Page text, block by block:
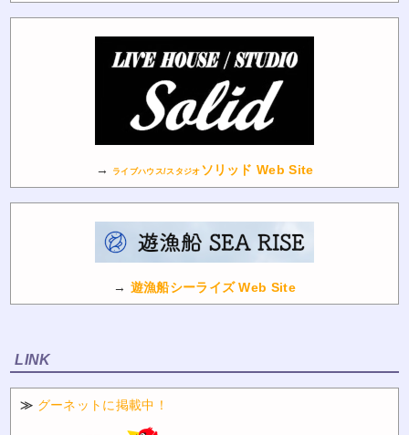
→ ライブハウス/スタジオ ソリッド Web Site
→ 遊漁船シーライズ Web Site
LINK
≫ グーネットに掲載中！